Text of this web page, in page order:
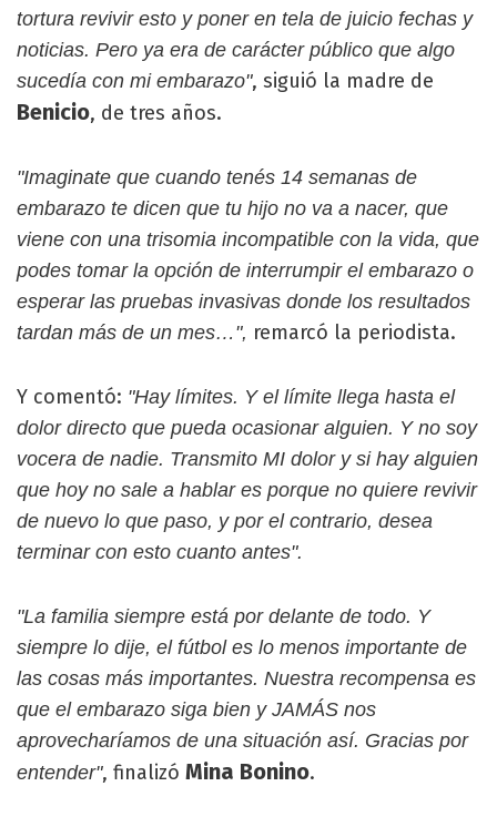
tortura revivir esto y poner en tela de juicio fechas y
noticias. Pero ya era de carácter público que algo
sucedía con mi embarazo", siguió la madre de
Benicio, de tres años.
"Imaginate que cuando tenés 14 semanas de
embarazo te dicen que tu hijo no va a nacer, que
viene con una trisomia incompatible con la vida, que
podes tomar la opción de interrumpir el embarazo o
esperar las pruebas invasivas donde los resultados
tardan más de un mes…", remarcó la periodista.
Y comentó: "Hay límites. Y el límite llega hasta el
dolor directo que pueda ocasionar alguien. Y no soy
vocera de nadie. Transmito MI dolor y si hay alguien
que hoy no sale a hablar es porque no quiere revivir
de nuevo lo que paso, y por el contrario, desea
terminar con esto cuanto antes".
"La familia siempre está por delante de todo. Y
siempre lo dije, el fútbol es lo menos importante de
las cosas más importantes. Nuestra recompensa es
que el embarazo siga bien y JAMÁS nos
aprovecharíamos de una situación así. Gracias por
entender", finalizó Mina Bonino.